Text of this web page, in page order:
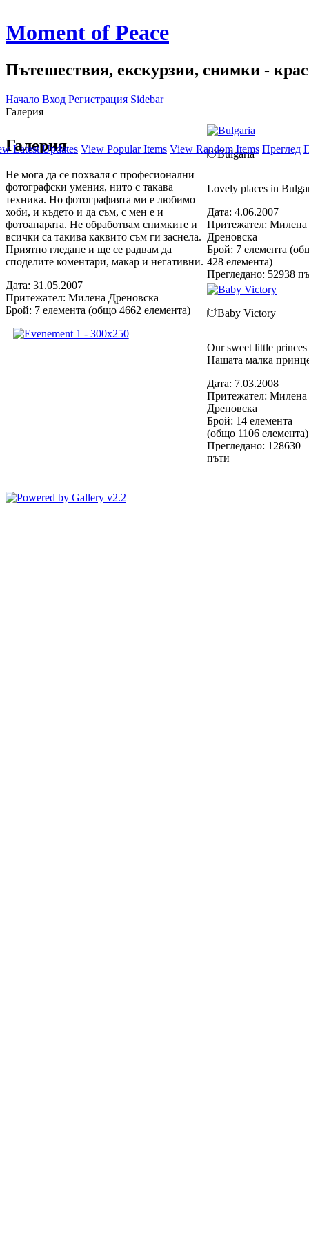
Moment of Peace
Пътешествия, екскурзии, снимки -
Начало Вход Регистрация Sidebar
Галерия
Галерия
Не мога да се похваля с професионални
фотографски умения, нито с такава
техника. Но фотографията ми е любимо
хоби, и където и да съм, с мен е и
фотоапарата. Не обработвам снимките и
всички са такива каквито съм ги заснела.
Приятно гледане и ще се радвам да
споделите коментари, макар и негативни.
Дата: 31.05.2007
Притежател: Милена Дреновска
Брой: 7 елемента (общо 4662 елемента)
Bulgaria
Lovely places in
Дата: 4.06.2007
Притежател: Милена
Дреновска
Брой: 7 елемента
428 елемента)
Прегледано: 52938
Baby Victory
Our sweet little princes
Нашата малка
Дата: 7.03.2008
Притежател: Милена
Дреновска
Брой: 14 елемента
(общо 1106 елемента)
Прегледано: 128630
пъти
Latest Updates View Popular Items View Random Items Преглед